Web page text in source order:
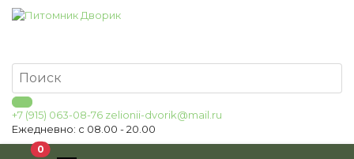
+7 (915) 063-08-76 zelionii-dvorik@mail.ru
Ежедневно: с 08.00 - 20.00
0В корзину